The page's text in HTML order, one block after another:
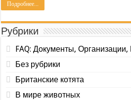
Подробнее...
Рубрики
FAQ: Документы, Организации,
Без рубрики
Британские котята
В мире животных